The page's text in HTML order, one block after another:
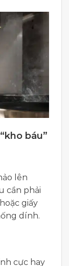
báu”
lên
cần phải
giấy
dính.
cực hay